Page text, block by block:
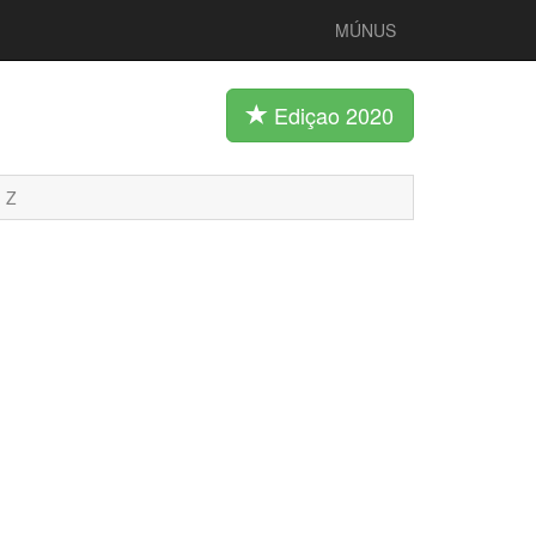
MÚNUS
Ediçao 2020
Z